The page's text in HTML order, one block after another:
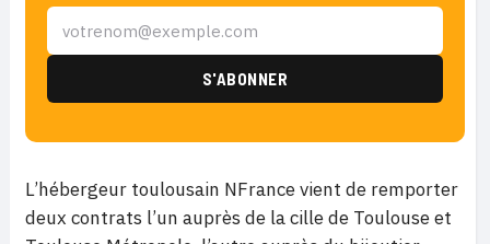
L’hébergeur toulousain NFrance vient de remporter
deux contrats l’un auprès de la cille de Toulouse et